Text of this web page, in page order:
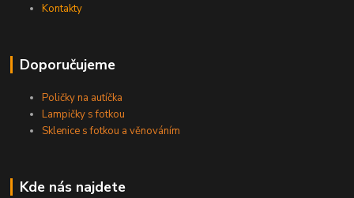
Kontakty
Doporučujeme
Poličky na autíčka
Lampičky s fotkou
Sklenice s fotkou a věnováním
Kde nás najdete